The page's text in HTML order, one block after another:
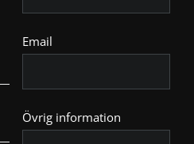
Email
Övrig information